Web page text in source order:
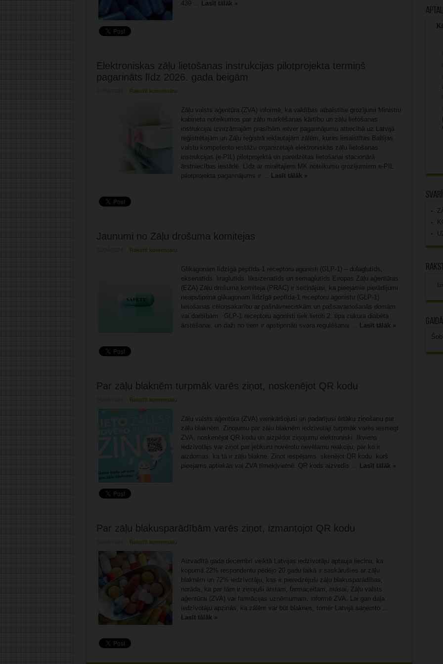
439 ... Lasīt tālāk »
Elektroniskas zāļu lietošanas instrukcijas pilotprojekta termiņš
pagarināts līdz 2026. gada beigām
Rakstīt komentāru
Zāļu valsts aģentūra (ZVA) informē, ka valdības atbalstītie grozījumi Ministru
kabineta noteikumos par zāļu marķēšanas kārtību un zāļu lietošanas
instrukcijai izvirzāmajām prasībām ietver pagarinājumu attiecībā uz Latvijā
reģistrētajām un Zāļu reģistrā iekļautajām zālēm, kuras iesaistītas Baltijas
valstu kompetento iestāžu organizētajā elektroniskās zāļu lietošanas
instrukcijas (e-PIL) pilotprojektā un paredzētas lietošanai stacionārā
ārstniecības iestādē. Līdz ar minētajiem MK noteikumu grozījumiem e-PIL
pilotprojekta pagarinājums ir ... Lasīt tālāk »
Jaunumi no Zāļu drošuma komitejas
Rakstīt komentāru
Glikagonam līdzīgā peptīda-1 receptoru agonisti (GLP-1) – dulaglutīds,
eksenatīds, liraglutīds, liksizenatīds un semaglutīds Eiropas Zāļu aģentūras
(EZA) Zāļu drošuma komiteja (PRAC) ir secinājusi, ka pieejamie pierādījumi
neapstiprina glikagonam līdzīgā peptīda-1 receptoru agonistu (GLP-1)
lietošanas cēloņsakarību ar pašnāvnieciskām un pašsavainošanās domām
vai darbībām. GLP-1 receptoru agonisti tiek lietoti 2. tipa cukura diabēta
ārstēšanai, un daži no tiem ir apstiprināti svara regulēšanai ... Lasīt tālāk »
Par zāļu blaknēm turpmāk varēs ziņot, noskenējot QR kodu
Rakstīt komentāru
Zāļu valsts aģentūra (ZVA) vienkāršojusi un padarījusi ērtāku ziņošanu par
zāļu blaknēm. Ziņojumu par zāļu blaknēm iedzīvotāji turpmāk varēs iesniegt
ZVA, noskenējot QR kodu un aizpildot ziņojumu elektroniski. Ikviens
iedzīvotājs var ziņot par jebkuru novērotu nevēlamu reakciju, par ko ir
aizdomas, ka tā ir zāļu blakne. Ziņot iespējams, skenējot QR kodu, kurš
pieejams aptiekās vai ZVA tīmekļvietnē. QR kods aizvedīs ... Lasīt tālāk »
Par zāļu blakusparādībām varēs ziņot, izmantojot QR kodu
Rakstīt komentāru
Aizvadītā gada decembrī veiktā Latvijas iedzīvotāju aptauja liecina, ka
kopumā 22% respondentu pēdējo 20 gadu laikā ir saskārušies ar zāļu
blaknēm un 72% iedzīvotāju, kas ir pieredzējuši zāļu blakusparādības,
norāda, ka par tām ir ziņojuši ārstam, farmaceitam, māsai, Zāļu valsts
aģentūrai (ZVA) vai farmācijas uzņēmumam, informē ZVA. Lai gan daļa
iedzīvotāju apzinās, ka zālēm var būt blaknes, tomēr Latvijā saņemto ...
Lasīt tālāk »